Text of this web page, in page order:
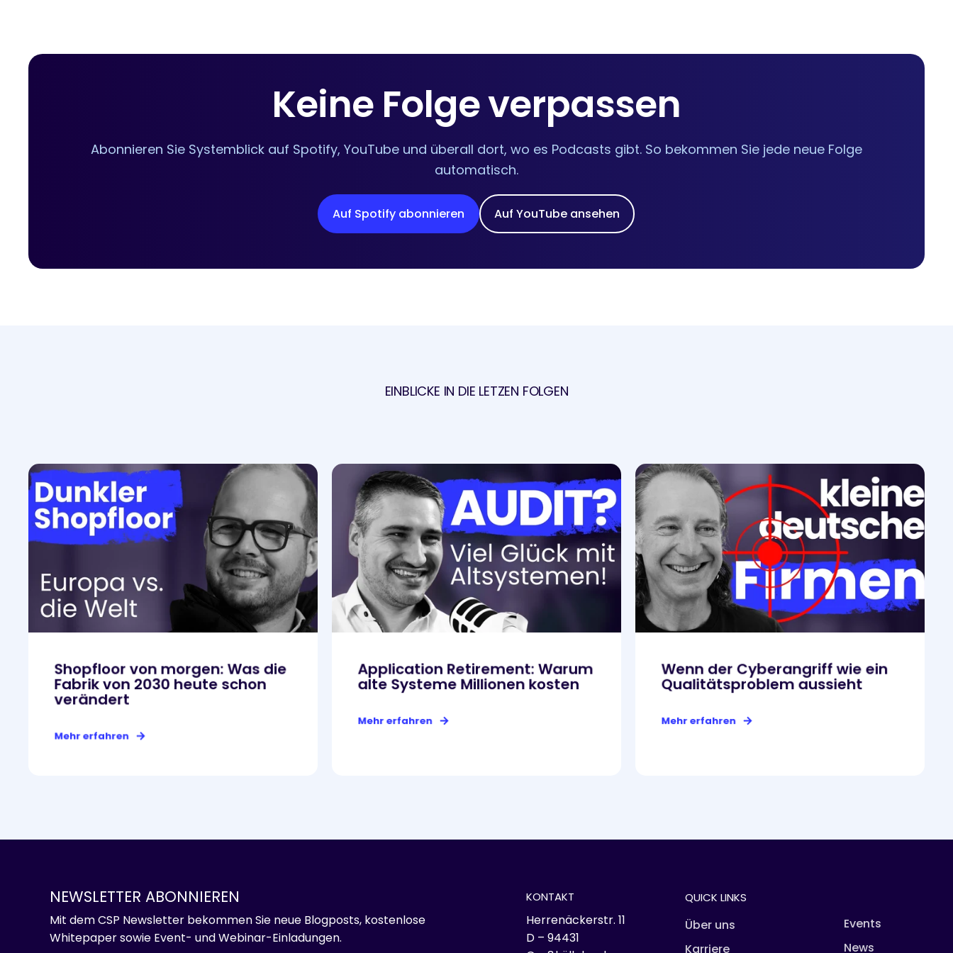
Keine Folge verpassen
Abonnieren Sie Systemblick auf Spotify, YouTube und überall dort, wo es Podcasts gibt. So bekommen Sie jede neue Folge
automatisch.
Auf Spotify abonnieren Auf YouTube ansehen
EINBLICKE IN DIE LETZEN FOLGEN
Shopfloor von morgen: Was die
Fabrik von 2030 heute schon
verändert
Mehr erfahren
Application Retirement: Warum
alte Systeme Millionen kosten
Mehr erfahren
Wenn der Cyberangriff wie ein
Qualitätsproblem aussieht
Mehr erfahren
NEWSLETTER ABONNIEREN
Mit dem CSP Newsletter bekommen Sie neue Blogposts, kostenlose
Whitepaper sowie Event- und Webinar-Einladungen.
KONTAKT
Herrenäckerstr. 11
D – 94431
QUICK LINKS
Über uns
Karriere
Events
News